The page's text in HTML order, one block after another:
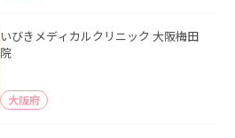
いびきメディカルクリニック 大阪梅田
院
大阪府